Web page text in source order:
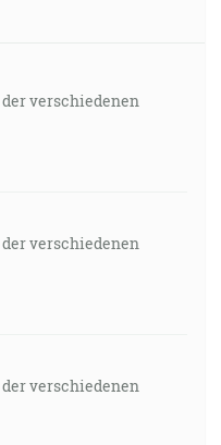
verschiedenen
verschiedenen
verschiedenen